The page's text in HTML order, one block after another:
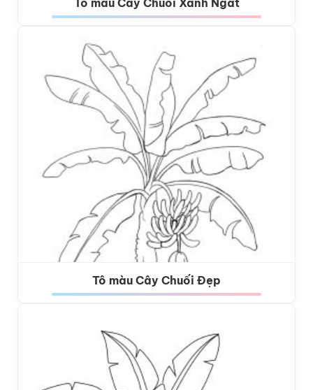
Tô màu Cây Chuối Xanh Ngát
Tô màu Cây Chuối Đẹp